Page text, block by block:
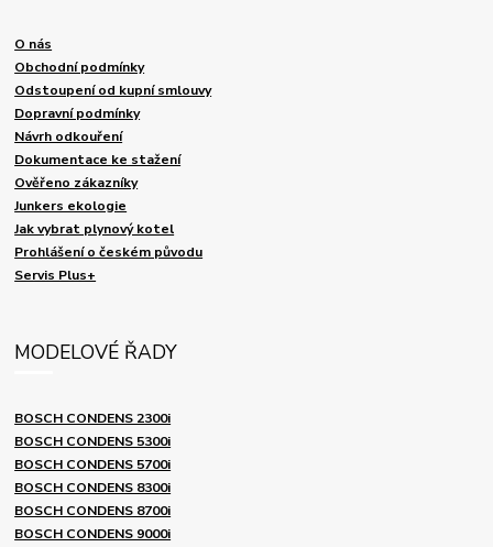
O nás
Obchodní podmínky
Odstoupení od kupní smlouvy
Dopravní podmínky
Návrh odkouření
Dokumentace ke stažení
Ověřeno zákazníky
Junkers ekologie
Jak vybrat plynový kotel
Prohlášení o českém původu
Servis Plus+
MODELOVÉ ŘADY
BOSCH CONDENS 2300i
BOSCH CONDENS 5300i
BOSCH CONDENS 5700i
BOSCH CONDENS 8300i
BOSCH CONDENS 8700i
BOSCH CONDENS 9000i